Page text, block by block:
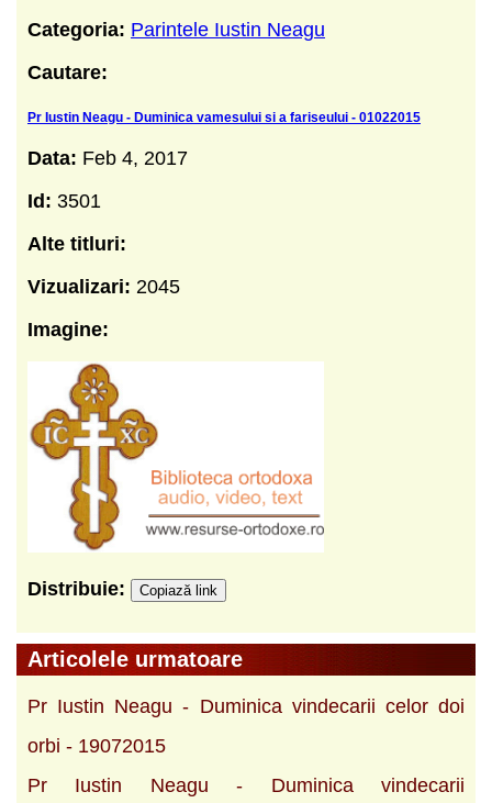
Categoria: Parintele Iustin Neagu
Cautare:
Pr Iustin Neagu - Duminica vamesului si a fariseului - 01022015
Data: Feb 4, 2017
Id: 3501
Alte titluri:
Vizualizari: 2045
Imagine:
Distribuie: Copiază link
Articolele urmatoare
Pr Iustin Neagu - Duminica vindecarii celor doi
orbi - 19072015
Pr Iustin Neagu - Duminica vindecarii